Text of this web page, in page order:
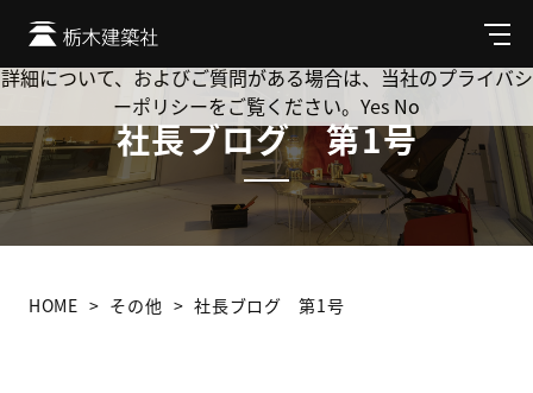
メ
ニ
ュ
社長ブログ 第1号
HOME その他 社長ブログ 第1号
Cookie を使用して、お客様の活動を追跡してもよろしいです
か? 当社ではお客様のプライバシーを極めて重視しています。
詳細について、およびご質問がある場合は、当社のプライバシ
ーポリシーをご覧ください。 Yes No